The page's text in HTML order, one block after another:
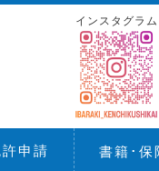
インスタグラム
申請 書籍･保